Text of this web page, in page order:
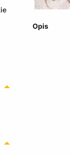
Opis